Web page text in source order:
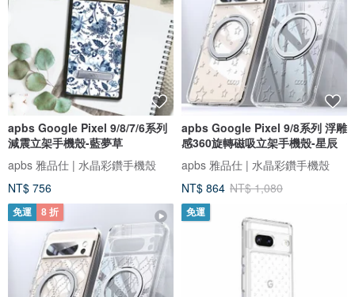
apbs Google Pixel 9/8/7/6系列
減震立架手機殼-藍夢草
apbs 雅品仕 | 水晶彩鑽手機殼
NT$ 756
apbs Google Pixel 9/8系列 浮雕
感360旋轉磁吸立架手機殼-星辰
apbs 雅品仕 | 水晶彩鑽手機殼
NT$ 864 NT$ 1,080
免運 8 折 免運